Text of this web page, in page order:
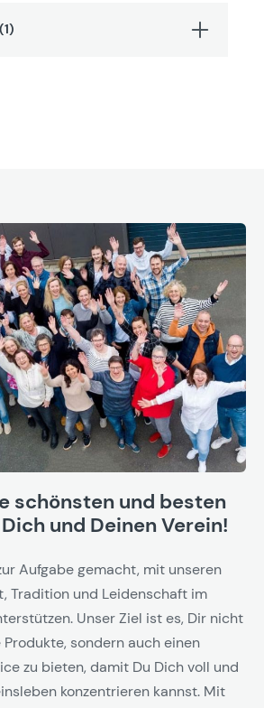
schönsten und besten
und Deinen Verein!
Aufgabe gemacht, mit unseren
Tradition und Leidenschaft im
Unser Ziel ist es, Dir nicht
sondern auch einen
zu bieten, damit Du Dich voll und
konzentrieren kannst. Mit